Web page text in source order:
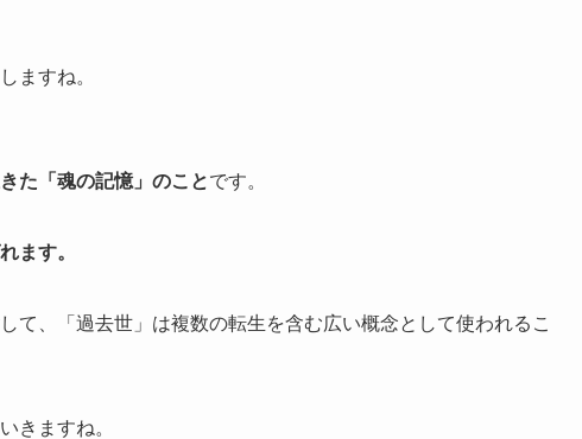
ますね。
た「魂の記憶」のことです。
ます。
て、「過去世」は複数の転生を含む広い概念として使われるこ
きますね。